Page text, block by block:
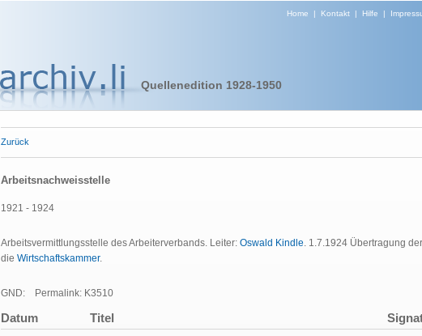
Home | Kontakt| Hilfe |
Quellenedition 1928-1950
Zurück
Arbeitsnachweisstelle
1921 - 1924
Arbeitsvermittlungsstelle des Arbeiterverbands. Leiter: Oswald Kindle. 1.7.1924 Übertragung
die Wirtschaftskammer.
GND: Permalink: K3510
Datum Titel